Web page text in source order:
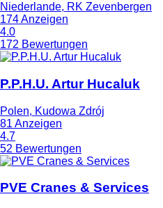
Niederlande, RK Zevenbergen
174 Anzeigen
4.0
172 Bewertungen
P.P.H.U. Artur Hucaluk
Polen, Kudowa Zdrój
81 Anzeigen
4.7
52 Bewertungen
PVE Cranes & Services